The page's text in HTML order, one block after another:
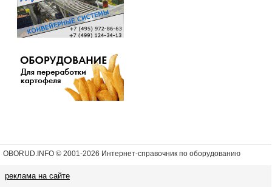
OBORUD.INFO © 2001-2026 Интернет-справочник по оборудованию
реклама на сайте